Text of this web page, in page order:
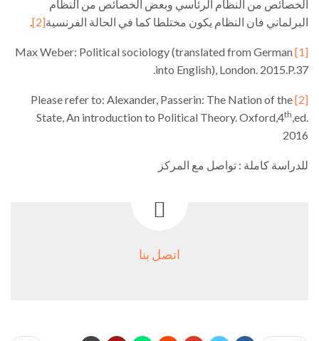
الخصائص من النظام الرئاسي وبعض الخصائص من النظام
البرلماني فان النظام يكون مختلطا كما في الحالة الفرنسية[2]
.
[1]
Max Weber: Political sociology (translated from German
into English), London. 2015.P.37.
[2]
Please refer to: Alexander, Passerin: The Nation of the
State, An introduction to Political Theory. Oxford,4th,ed.
2016
للدراسة كاملة : تواصل مع المركز
اتصل بنا